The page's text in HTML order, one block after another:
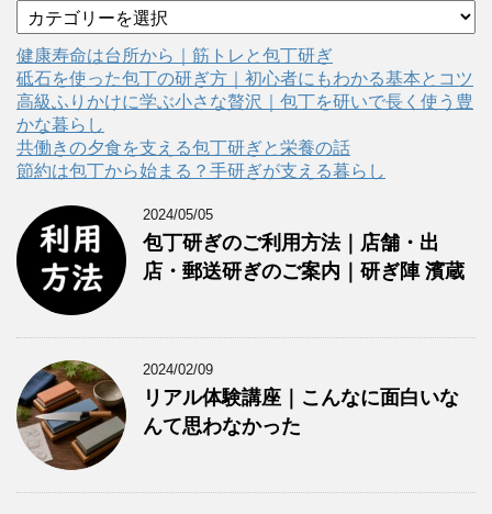
テ
ゴ
リ
ー
健康寿命は台所から｜筋トレと包丁研ぎ
砥石を使った包丁の研ぎ方｜初心者にもわかる基本とコツ
高級ふりかけに学ぶ小さな贅沢｜包丁を研いで長く使う豊
かな暮らし
共働きの夕食を支える包丁研ぎと栄養の話
節約は包丁から始まる？手研ぎが支える暮らし
2024/05/05
包丁研ぎのご利用方法｜店舗・出
店・郵送研ぎのご案内｜研ぎ陣 濱蔵
2024/02/09
リアル体験講座｜こんなに面白いな
んて思わなかった